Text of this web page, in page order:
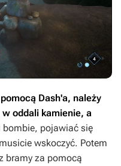
Dash'a, należy
oddali kamienie, a
bombie, pojawiać się
wskoczyć. Potem
bramy za pomocą